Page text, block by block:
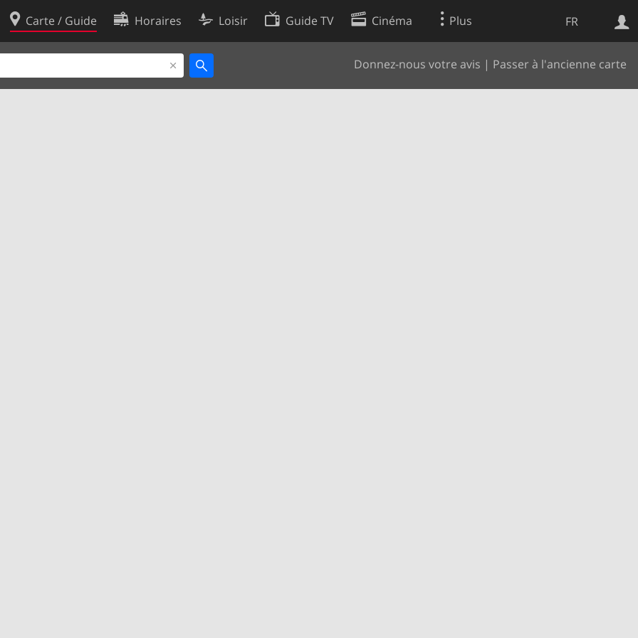
FR
Carte / Guide Horaires Loisir Guide TV Cinéma Plus
Donnez-nous votre avis | Passer à l'ancienne carte
Web
Politique en matière de cookies
Préférences de cookies